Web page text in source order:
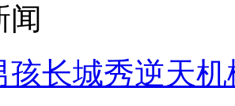
闻
孩长城秀逆天机